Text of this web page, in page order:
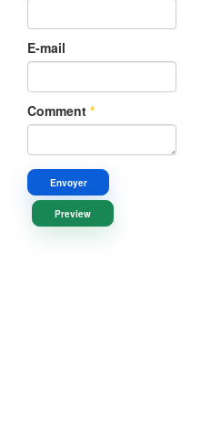
E-mail
Comment *
Envoyer
Preview